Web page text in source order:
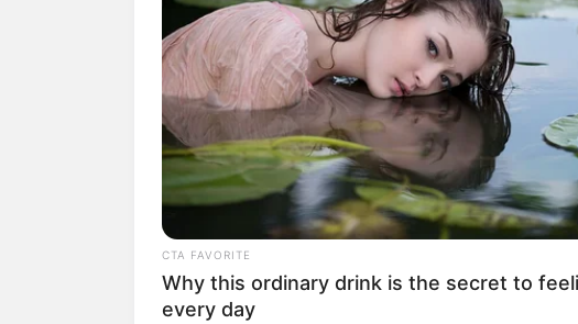
CTA FAVORITE
Why this ordinary drink is the secret to
every day